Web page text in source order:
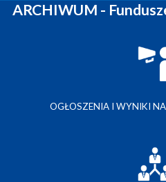
ARCHIWUM -
OGŁOSZENIA I WYNIKI